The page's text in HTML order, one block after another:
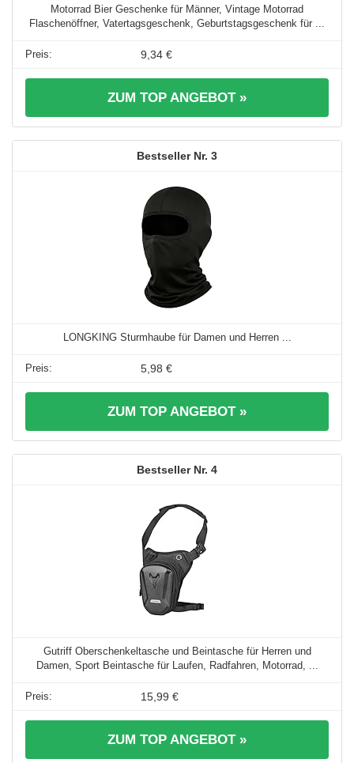
Motorrad Bier Geschenke für Männer, Vintage Motorrad
Flaschenöffner, Vatertagsgeschenk, Geburtstagsgeschenk für ...
9,34 €
ZUM TOP ANGEBOT »
3
LONGKING Sturmhaube für Damen und Herren ...
5,98 €
ZUM TOP ANGEBOT »
4
Gutriff Oberschenkeltasche und Beintasche für Herren und
Damen, Sport Beintasche für Laufen, Radfahren, Motorrad, ...
15,99 €
ZUM TOP ANGEBOT »